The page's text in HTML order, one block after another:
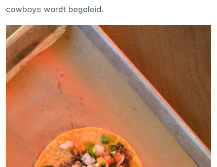
cowboys wordt begeleid.